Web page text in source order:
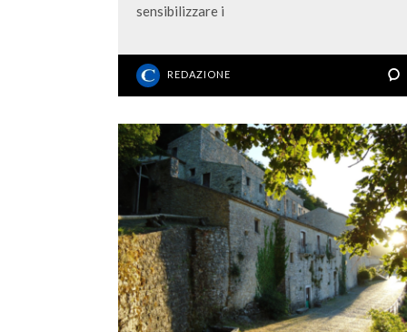
sensibilizzare i
REDAZIONE